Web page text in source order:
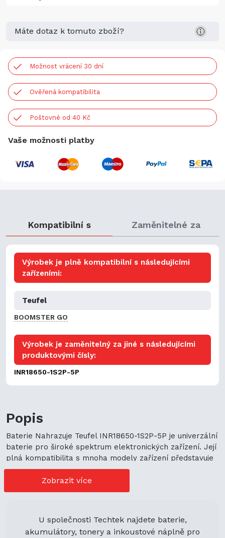
Máte dotaz k tomuto zboží?
Možnost vrácení 30 dní
Ověřená kompatibilita
Poštovné od 40 Kč
Vaše možnosti platby
Kompatibilní s Zaměnitelné za
Výrobek je plně kompatibilní s následujícími
zařízeními:
Teufel
BOOMSTER GO
Výrobek je zaměnitelný za jiné s následujícími
produktovými čísly:
INR18650-1S2P-5P
Popis
Baterie Nahrazuje Teufel INR18650-1S2P-5P je univerzální
baterie pro široké spektrum elektronických zařízení. Její
plná kompatibilita s mnoha modely zařízení představuje
cenově výhodné možnosti nákupu. Její univerzální použití
navíc podporuje ekologickou udržitelnost a zaručuje
flexibilitu.
Zobrazit více
U společnosti Techtek najdete baterie,
akumulátory, tonery a inkoustové náplně pro